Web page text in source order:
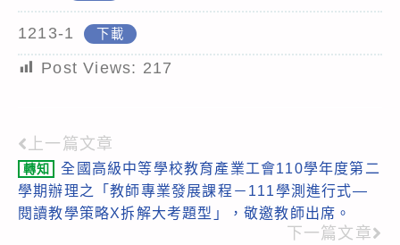
1213-1 下載
Post Views: 217
Read
more
articles
上一篇文章
轉知
全國高級中等學校教育產業工會110學年度第二
學期辦理之「教師專業發展課程－111學測進行式—
閱讀教學策略X拆解大考題型」，敬邀教師出席。
下一篇文章